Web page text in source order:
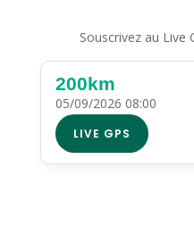
Souscrivez au Live
200km
05/09/2026 08:00
LIVE GPS